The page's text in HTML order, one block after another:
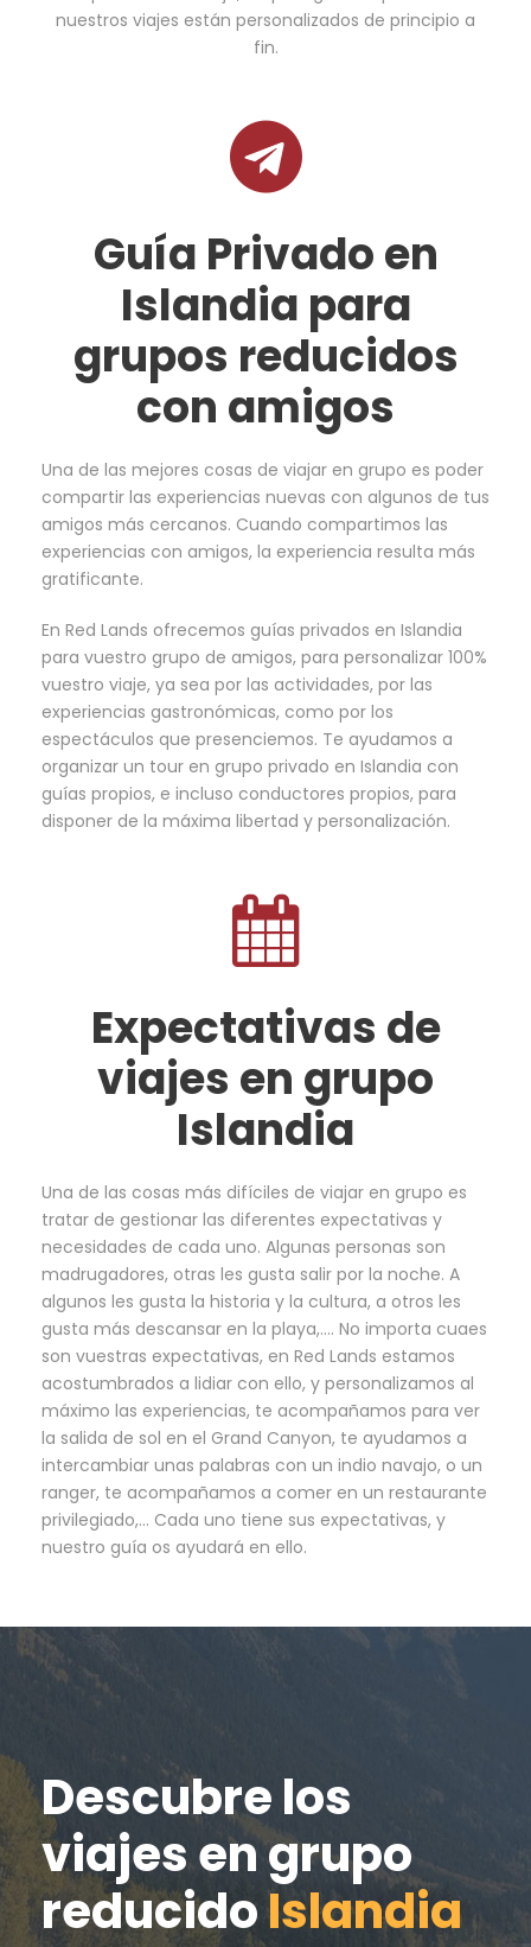
nuestros viajes están personalizados de principio a
fin.
Guía Privado en
Islandia para
grupos reducidos
con amigos
Una de las mejores cosas de viajar en grupo es poder
compartir las experiencias nuevas con algunos de tus
amigos más cercanos. Cuando compartimos las
experiencias con amigos, la experiencia resulta más
gratificante.
En Red Lands ofrecemos guías privados en Islandia
para vuestro grupo de amigos, para personalizar 100%
vuestro viaje, ya sea por las actividades, por las
experiencias gastronómicas, como por los
espectáculos que presenciemos. Te ayudamos a
organizar un tour en grupo privado en Islandia con
guías propios, e incluso conductores propios, para
disponer de la máxima libertad y personalización.
Expectativas de
viajes en grupo
Islandia
Una de las cosas más difíciles de viajar en grupo es
tratar de gestionar las diferentes expectativas y
necesidades de cada uno. Algunas personas son
madrugadores, otras les gusta salir por la noche. A
algunos les gusta la historia y la cultura, a otros les
gusta más descansar en la playa,…. No importa cuaes
son vuestras expectativas, en Red Lands estamos
acostumbrados a lidiar con ello, y personalizamos al
máximo las experiencias, te acompañamos para ver
la salida de sol en el Grand Canyon, te ayudamos a
intercambiar unas palabras con un indio navajo, o un
ranger, te acompañamos a comer en un restaurante
privilegiado,… Cada uno tiene sus expectativas, y
nuestro guía os ayudará en ello.
Descubre los
viajes en grupo
reducidoIslandia